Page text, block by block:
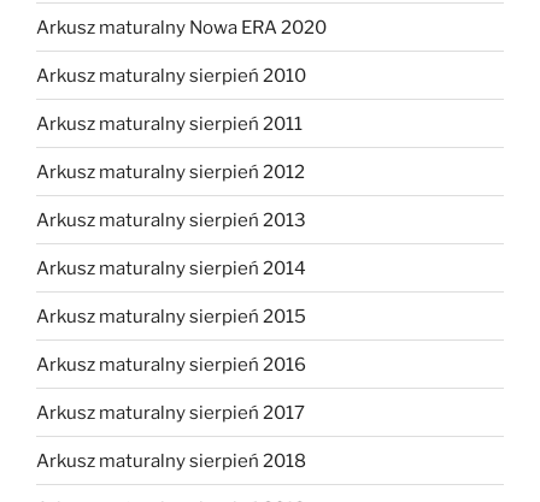
Arkusz maturalny Nowa ERA 2020
Arkusz maturalny sierpień 2010
Arkusz maturalny sierpień 2011
Arkusz maturalny sierpień 2012
Arkusz maturalny sierpień 2013
Arkusz maturalny sierpień 2014
Arkusz maturalny sierpień 2015
Arkusz maturalny sierpień 2016
Arkusz maturalny sierpień 2017
Arkusz maturalny sierpień 2018